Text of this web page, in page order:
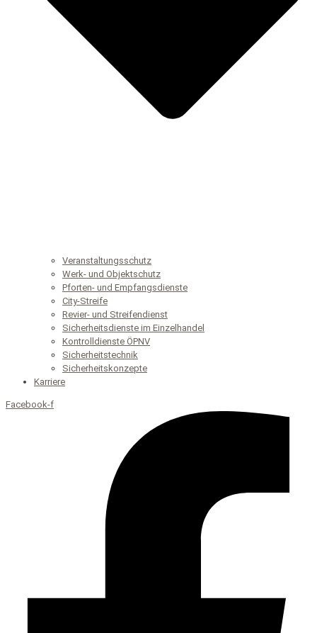
Veranstaltungsschutz
Werk- und Objektschutz
Pforten- und Empfangsdienste
City-Streife
Revier- und Streifendienst
Sicherheitsdienste im Einzelhandel
Kontrolldienste ÖPNV
Sicherheitstechnik
Sicherheitskonzepte
Karriere
Facebook-f